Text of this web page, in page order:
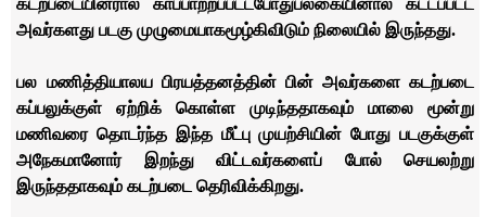
அவர்களது படகு முழுமையாகமூழ்கிவிடும் நிலையில் இருந்தது.
பல மணித்தியாலய பிரயத்தனத்தின் பின் அவர்களை கடற்படை
கப்பலுக்குள் ஏற்றிக் கொள்ள முடிந்ததாகவும் மாலை மூன்று
மணிவரை தொடர்ந்த இந்த மீட்பு முயற்சியின் போது படகுக்குள்
அநேகமானோர் இறந்து விட்டவர்களைப் போல் செயலற்று
இருந்ததாகவும் கடற்படை தெரிவிக்கிறது.